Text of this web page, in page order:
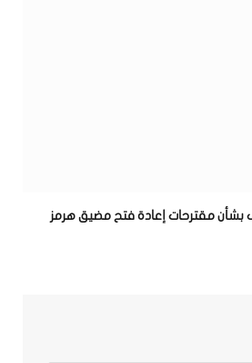
مقترحات إعادة فتح مضيق هرمز